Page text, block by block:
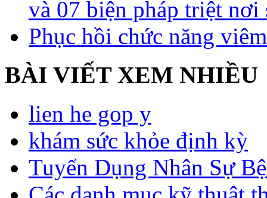
và 07 biện pháp triệt nơi
Phục hồi chức năng
BÀI VIẾT XEM NHIỀU
lien he gop y
khám sức khỏe định kỳ
Tuyển Dụng Nhân Sự